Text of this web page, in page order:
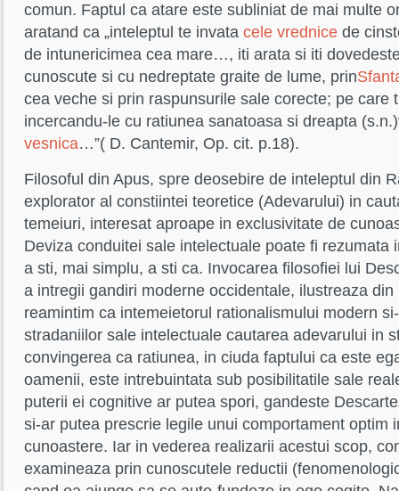
comun. Faptul ca atare este subliniat de mai multe
aratand ca „inteleptul te invata cele vrednice de
de intunericimea cea mare…, iti arata si iti
cunoscute si cu nedreptate graite de lume, prin
cea veche si prin raspunsurile sale corecte; pe care
incercandu-le cu ratiunea sanatoasa si dreapta
vesnica…”( D. Cantemir, Op. cit. p.18).
Filosoful din Apus, spre deosebire de inteleptul din
explorator al constiintei teoretice (Adevarului) in
temeiuri, interesat aproape in exclusivitate de
Deviza conduitei sale intelectuale poate fi rezumata
a sti, mai simplu, a sti ca. Invocarea filosofiei lui
a intregii gandiri moderne occidentale, ilustreaza
reamintim ca intemeietorul rationalismului modern
stradaniilor sale intelectuale cautarea adevarului in
convingerea ca ratiunea, in ciuda faptului ca este
oamenii, este intrebuintata sub posibilitatile sale
puterii ei cognitive ar putea spori, gandeste
si-ar putea prescrie legile unui comportament optim
cunoastere. Iar in vederea realizarii acestui scop,
examineaza prin cunoscutele reductii